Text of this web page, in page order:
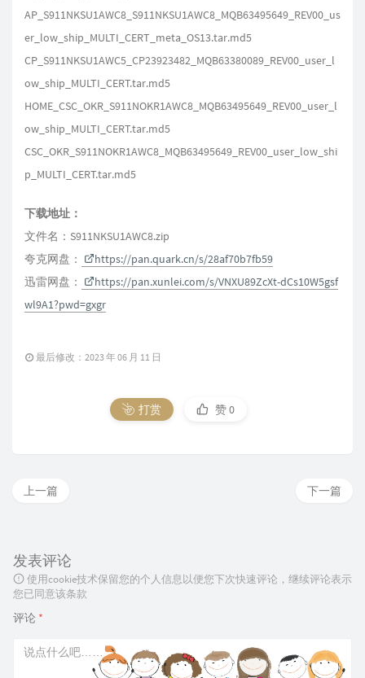
AP_S911NKSU1AWC8_S911NKSU1AWC8_MQB63495649_REV00_us
er_low_ship_MULTI_CERT_meta_OS13.tar.md5
CP_S911NKSU1AWC5_CP23923482_MQB63380089_REV00_user_l
ow_ship_MULTI_CERT.tar.md5
HOME_CSC_OKR_S911NOKR1AWC8_MQB63495649_REV00_user_l
ow_ship_MULTI_CERT.tar.md5
CSC_OKR_S911NOKR1AWC8_MQB63495649_REV00_user_low_shi
p_MULTI_CERT.tar.md5
下载地址：
文件名：S911NKSU1AWC8.zip
夸克网盘：
https://pan.quark.cn/s/28af70b7fb59
迅雷网盘：
https://pan.xunlei.com/s/VNXU89ZcXt-dCs10W5gsf
wl9A1?pwd=gxgr
最后修改：2023 年 06 月 11 日
打赏 赞0
下一篇
上一篇
发表评论
使用cookie技术保留您的个人信息以便您下次快速评论，继续评论表示
您已同意该条款
评论 *